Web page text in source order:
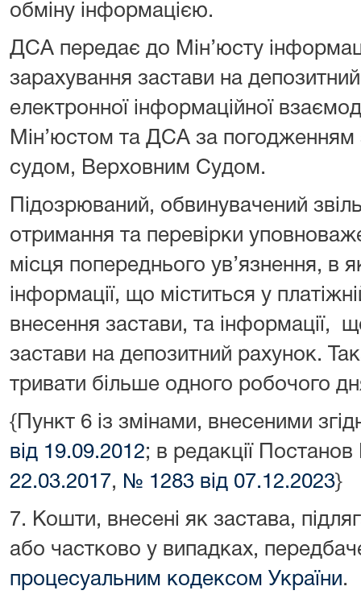
обміну інформацією.
ДСА передає до Мін’юсту
зарахування застави на
електронної інформаційної
Мін’юстом та ДСА за
судом, Верховним Судом.
Підозрюваний, обвинувачений
отримання та перевірки
місця попереднього ув’язнення, в
інформації, що міститься у
внесення застави, та інформації,
застави на депозитний рахунок.
тривати більше одного робочого
{Пункт 6 із змінами, внесеними
від 19.09.2012; в редакції
22.03.2017, № 1283 від 07.12.2023}
7. Кошти, внесені як застава,
або частково у випадках,
процесуальним кодексом України.